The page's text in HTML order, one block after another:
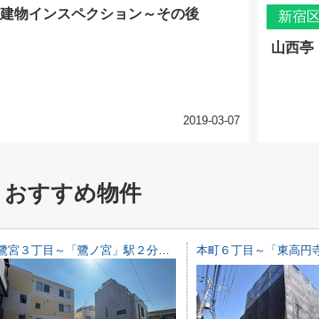
建物インスペクション～その後
2019-03-07
新宿
山西亭
おすすめ物件